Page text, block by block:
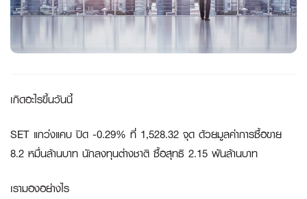
เกิดอะไรขึ้นวันนี้
SET แกว่งแคบ ปิด -0.29% ที่ 1,528.32 จุด ด้วยมูลค่าการซื้อขาย
8.2 หมื่นล้านบาท นักลงทุนต่างชาติ ซื้อสุทธิ 2.15 พันล้านบาท
เรามองอย่างไร